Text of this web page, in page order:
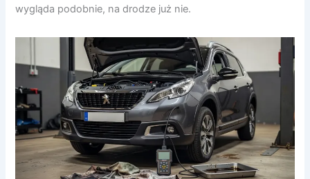
wygląda podobnie, na drodze już nie.